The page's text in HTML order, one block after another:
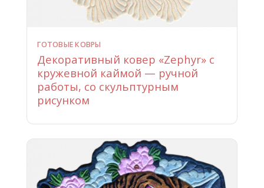
ГОТОВЫЕ КОВРЫ
Декоративный ковер «Zephyr» с
кружевной каймой — ручной
работы, со скульптурным
рисунком